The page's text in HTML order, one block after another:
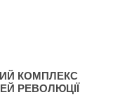
КОМПЛЕКС
РЕВОЛЮЦІЇ